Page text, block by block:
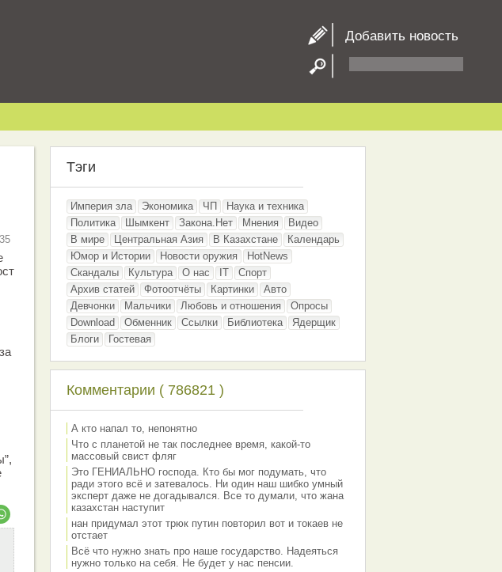
Добавить новость
Тэги
Империя зла Экономика ЧП
Наука и техника
Политика
Шымкент Закона.Нет Мнения
Видео
В мире
Центральная Азия В Казахстане
Календарь
Юмор и Истории
Новости оружия
HotNews
Скандалы
Культура О нас IT
Спорт
Архив статей
Фотоотчёты Картинки
Авто
Девчонки
Мальчики Любовь и отношения
Опросы
Download
Обменник Ссылки Библиотека
Ядерщик
Блоги
Гостевая
Комментарии ( 786821 )
А кто напал то, непонятно
Что с планетой не так последнее время, какой-то
массовый свист фляг
Это ГЕНИАЛЬНО господа. Кто бы мог подумать, что
ради этого всё и затевалось. Ни один наш шибко умный
эксперт даже не догадывался. Все то думали, что жана
казахстан наступит
нан придумал этот трюк путин повторил вот и токаев не
отстает
Всё что нужно знать про наше государство. Надеяться
нужно только на себя. Не будет у нас пенсии.